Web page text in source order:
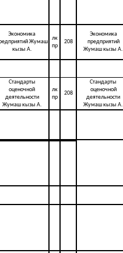
Экономика
Жумаш
кызы А.
лк
пр
208
Экономика
предприятий
Жумаш кызы А.
Стандарты
оценочной
деятельности
Жумаш кызы А.
лк
пр
208
Стандарты
оценочной
деятельности
Жумаш кызы А.